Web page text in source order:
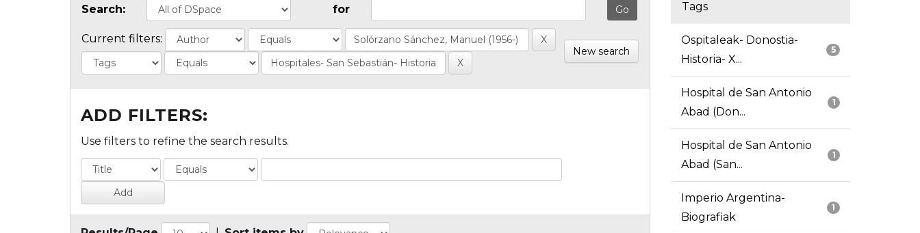
Search: for
Current filters:
New search
ADD FILTERS:
Use filters to refine the search results.
Tags
5
Ospitaleak- Donostia-
Historia- X...
1
Hospital de San Antonio
Abad (Don...
1
Hospital de San Antonio
Abad (San...
1
Imperio Argentina-
Biografiak